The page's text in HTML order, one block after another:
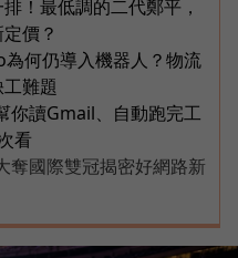
！最低調的二代鄭平，
價？
何仍導入機器人？物流
難題
你讀Gmail、自動跑完工
看
奪國際雙冠揭密好網路新